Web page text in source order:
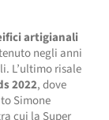
artigianali
negli anni
L’ultimo risale
2022, dove
Simone